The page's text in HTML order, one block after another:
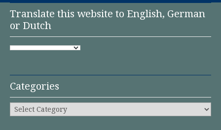
Translate this website to English, German
or Dutch
Categories
Categories